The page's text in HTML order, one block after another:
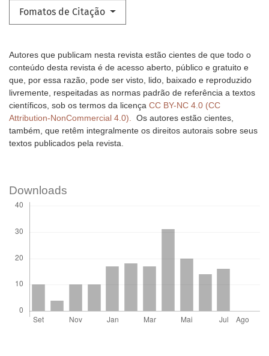
Fomatos de Citação
Autores que publicam nesta revista estão cientes de que todo o
conteúdo desta revista é de acesso aberto, público e gratuito e
que, por essa razão, pode ser visto, lido, baixado e reproduzido
livremente, respeitadas as normas padrão de referência a textos
científicos, sob os termos da licença CC BY-NC 4.0 (CC
Attribution-NonCommercial 4.0). Os autores estão cientes,
também, que retêm integralmente os direitos autorais sobre seus
textos publicados pela revista.
Downloads